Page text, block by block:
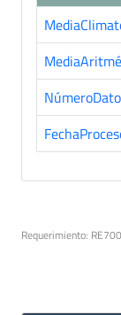
Requerimiento: